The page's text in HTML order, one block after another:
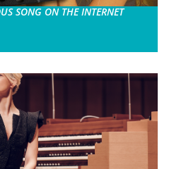
SONG ON THE INTERNET